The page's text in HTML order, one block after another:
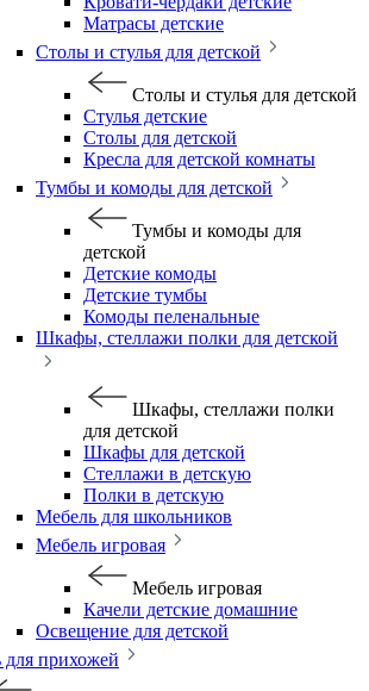
Матрасы детские
Столы и стулья для детской
Столы и стулья для детской
Стулья детские
Столы для детской
Кресла для детской комнаты
Тумбы и комоды для детской
Тумбы и комоды для
детской
Детские комоды
Детские тумбы
Комоды пеленальные
Шкафы, стеллажи полки для детской
Шкафы, стеллажи полки
для детской
Шкафы для детской
Стеллажи в детскую
Полки в детскую
Мебель для школьников
Мебель игровая
Мебель игровая
Качели детские домашние
Освещение для детской
для прихожей